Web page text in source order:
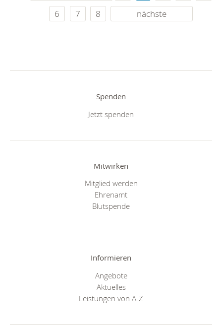
6
7 8 nächste
Spenden
Jetzt spenden
Mitwirken
Mitglied werden
Ehrenamt
Blutspende
Informieren
Angebote
Aktuelles
Leistungen von A-Z